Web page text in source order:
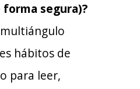
segura)?
multiángulo
hábitos de
para leer,